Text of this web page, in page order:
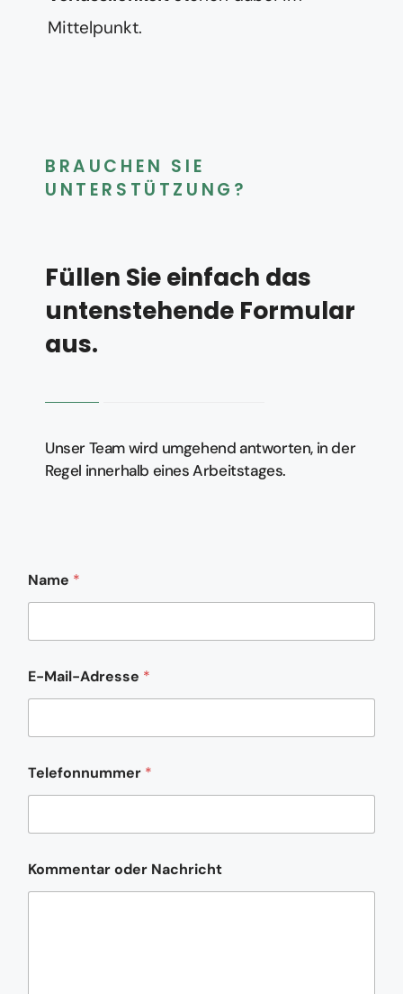
Mittelpunkt.
BRAUCHEN SIE
UNTERSTÜTZUNG?
Füllen Sie einfach das
untenstehende Formular
aus.
Unser Team wird umgehend antworten, in der
Regel innerhalb eines Arbeitstages.
Name *
a
c
r
c
h
t
-
a
E-Mail-Adresse *
Telefonnummer *
Kommentar oder Nachricht